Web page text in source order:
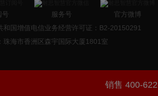
号 服务号 官方微博
和国增值电信业务经营许可证：B2-20150291
珠海市香洲区森宇国际大厦1801室
销售 400-